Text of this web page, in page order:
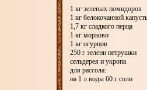
1 кг зеленых помидоров
1 кг белокочанной
1,7 кг сладкого перца
1 кг моркови
1 кг огурцов
250 г зелени петрушки
сельдерея и укропа
для рассола:
на 1 л воды 60 г соли